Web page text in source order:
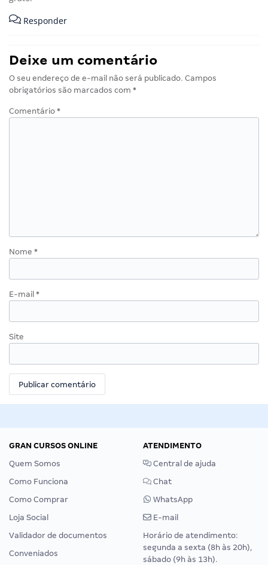
Responder
Deixe um comentário
O seu endereço de e-mail não será publicado. Campos
obrigatórios são marcados com *
Comentário *
Nome *
E-mail *
Site
GRAN CURSOS ONLINE
Quem Somos
Como Funciona
Como Comprar
Loja Social
Validador de documentos
Conveniados
ATENDIMENTO
Central de ajuda
Chat
WhatsApp
E-mail
Horário de atendimento:
segunda a sexta (8h às 20h),
sábado (9h às 13h).